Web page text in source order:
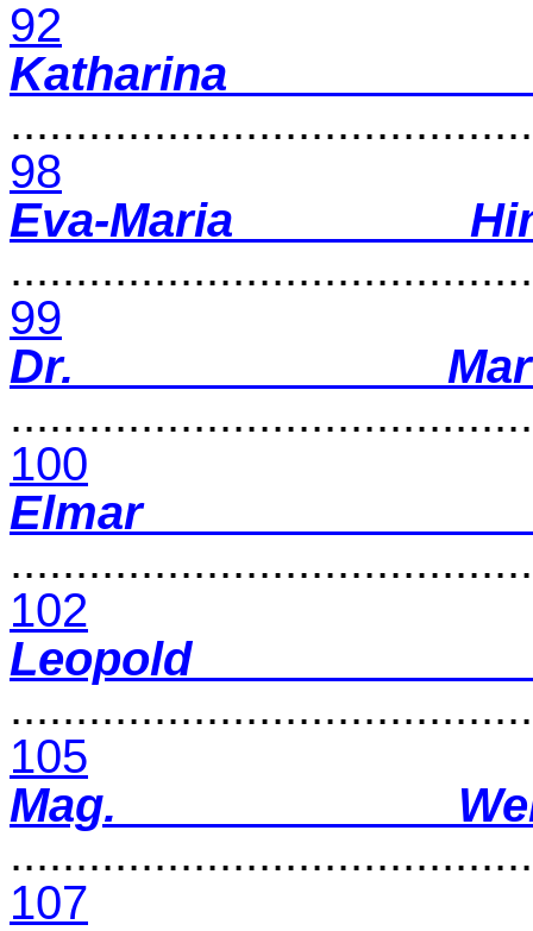
92
Katharina
98
Eva-Maria
99
Dr.
100
102
Leopold
105
Mag.
107